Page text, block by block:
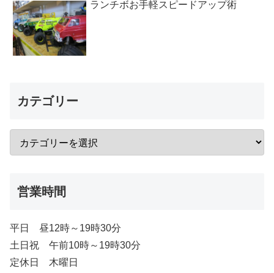
ランチボお手軽スピードアップ術
カテゴリー
営業時間
平日 昼12時～19時30分
土日祝 午前10時～19時30分
定休日 木曜日